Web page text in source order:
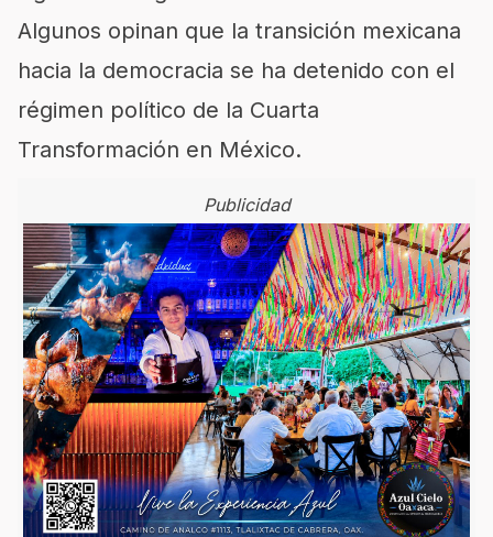
Algunos opinan que la transición mexicana
hacia la democracia se ha detenido con el
régimen político de la Cuarta
Transformación en México.
Publicidad